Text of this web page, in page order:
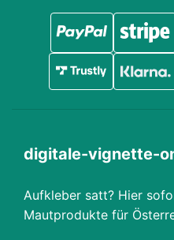
digitale-vignette-
Aufkleber satt? Hier
Mautprodukte für